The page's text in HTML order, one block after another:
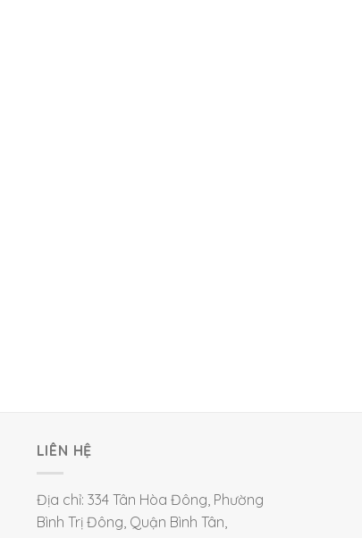
LIÊN HỆ
Địa chỉ: 334 Tân Hòa Đông, Phường
Bình Trị Đông, Quận Bình Tân,